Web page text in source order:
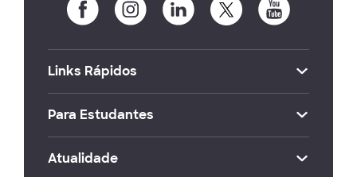
Links Rápidos
Para Estudantes
Atualidade